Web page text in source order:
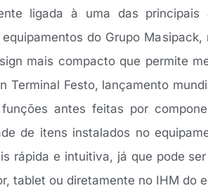
ligada à uma das
do Grupo
mais compacto que permite
Terminal Festo, lançamento
antes feitas por
de itens instalados no
rápida e intuitiva, já que pode
tablet ou diretamente no IHM do